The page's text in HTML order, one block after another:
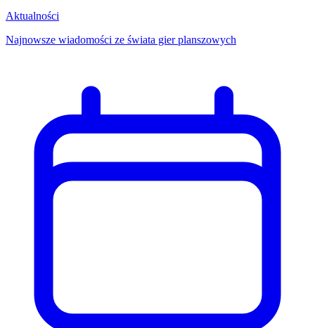
Aktualności
Najnowsze wiadomości ze świata gier planszowych